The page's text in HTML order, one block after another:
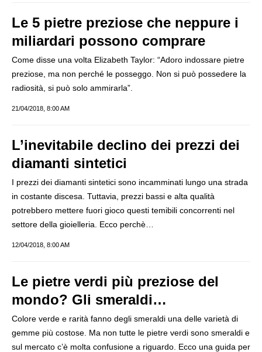
Le 5 pietre preziose che neppure i
miliardari possono comprare
Come disse una volta Elizabeth Taylor: “Adoro indossare pietre
preziose, ma non perché le posseggo. Non si può possedere la
radiosità, si può solo ammirarla”.
21/04/2018, 8:00 AM
L’inevitabile declino dei prezzi dei
diamanti sintetici
I prezzi dei diamanti sintetici sono incamminati lungo una strada
in costante discesa. Tuttavia, prezzi bassi e alta qualità
potrebbero mettere fuori gioco questi temibili concorrenti nel
settore della gioielleria. Ecco perchè…
12/04/2018, 8:00 AM
Le pietre verdi più preziose del
mondo? Gli smeraldi…
Colore verde e rarità fanno degli smeraldi una delle varietà di
gemme più costose. Ma non tutte le pietre verdi sono smeraldi e
sul mercato c’è molta confusione a riguardo. Ecco una guida per